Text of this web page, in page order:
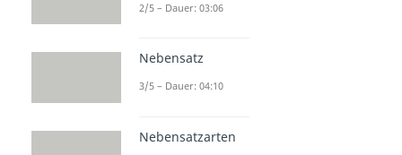
2/5 – Dauer: 03:06
Nebensatz
3/5 – Dauer: 04:10
Nebensatzarten